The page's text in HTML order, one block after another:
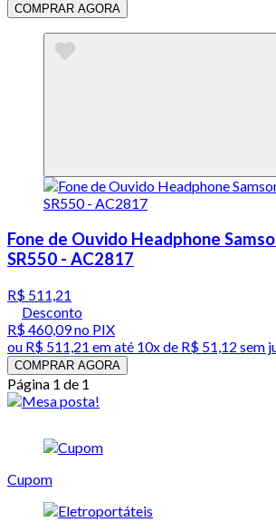
COMPRAR AGORA
Fone de Ouvido Headphone
SR550 - AC2817
R$ 511,21
Desconto
R$ 460,09no PIX
ou R$ 511,21 em até 10x de R$ 51,12 sem
COMPRAR AGORA
Página 1 de 1
Cupom